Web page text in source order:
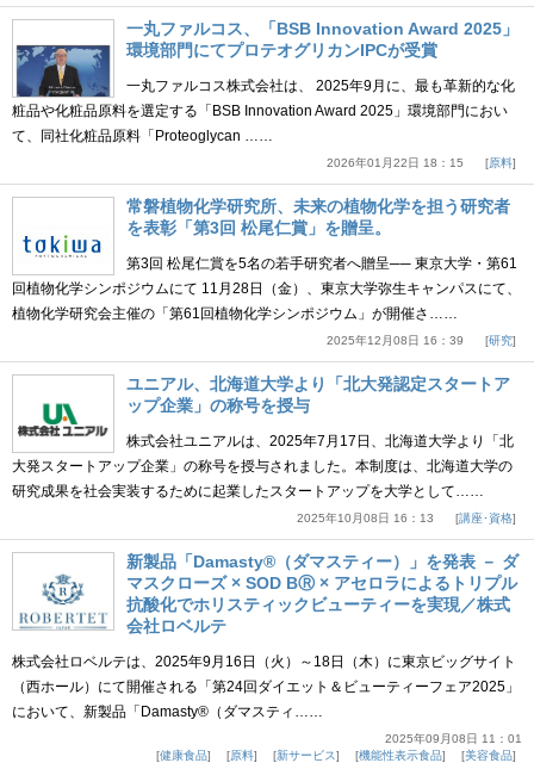
一丸ファルコス、「BSB Innovation Award 2025」
環境部門にてプロテオグリカンIPCが受賞
一丸ファルコス株式会社は、 2025年9月に、最も革新的な化
粧品や化粧品原料を選定する「BSB Innovation Award 2025」環境部門におい
て、同社化粧品原料「Proteoglycan ……
2026年01月22日 18：15 原料
常磐植物化学研究所、未来の植物化学を担う研究者
を表彰「第3回 松尾仁賞」を贈呈。
第3回 松尾仁賞を5名の若手研究者へ贈呈── 東京大学・第61
回植物化学シンポジウムにて 11月28日（金）、東京大学弥生キャンパスにて、
植物化学研究会主催の「第61回植物化学シンポジウム」が開催さ……
2025年12月08日 16：39 研究
ユニアル、北海道大学より「北大発認定スタートア
ップ企業」の称号を授与
株式会社ユニアルは、2025年7月17日、北海道大学より「北
大発スタートアップ企業」の称号を授与されました。本制度は、北海道大学の
研究成果を社会実装するために起業したスタートアップを大学として……
2025年10月08日 16：13 講座･資格
新製品「Damasty®（ダマスティー）」を発表 － ダ
マスクローズ × SOD BⓇ × アセロラによるトリプル
抗酸化でホリスティックビューティーを実現／株式
会社ロベルテ
株式会社ロベルテは、2025年9月16日（火）～18日（木）に東京ビッグサイト
（西ホール）にて開催される「第24回ダイエット＆ビューティーフェア2025」
において、新製品「Damasty®（ダマスティ……
2025年09月08日 11：01
健康食品
原料 新サービス 機能性表示食品 美容食品